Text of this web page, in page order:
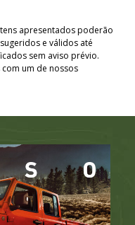
apresentados poderão
e válidos até
sem aviso prévio.
um de nossos